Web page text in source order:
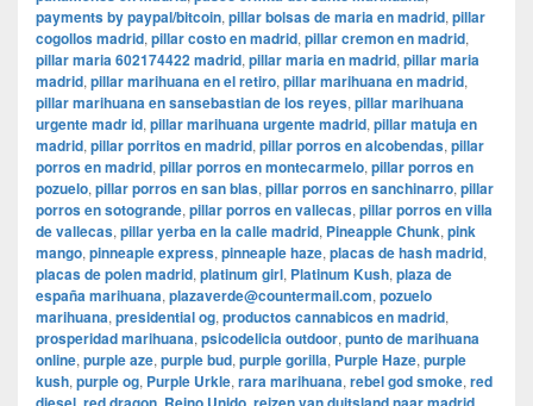
payments by paypal/bitcoin, pillar bolsas de maria en madrid, pillar
cogollos madrid, pillar costo en madrid, pillar cremon en madrid,
pillar maria 602174422 madrid, pillar maria en madrid, pillar maria
madrid, pillar marihuana en el retiro, pillar marihuana en madrid,
pillar marihuana en sansebastian de los reyes, pillar marihuana
urgente madr id, pillar marihuana urgente madrid, pillar matuja en
madrid, pillar porritos en madrid, pillar porros en alcobendas, pillar
porros en madrid, pillar porros en montecarmelo, pillar porros en
pozuelo, pillar porros en san blas, pillar porros en sanchinarro, pillar
porros en sotogrande, pillar porros en vallecas, pillar porros en villa
de vallecas, pillar yerba en la calle madrid, Pineapple Chunk, pink
mango, pinneaple express, pinneaple haze, placas de hash madrid,
placas de polen madrid, platinum girl, Platinum Kush, plaza de
españa marihuana, plazaverde@countermail.com, pozuelo
marihuana, presidential og, productos cannabicos en madrid,
prosperidad marihuana, psicodelicia outdoor, punto de marihuana
online, purple aze, purple bud, purple gorilla, Purple Haze, purple
kush, purple og, Purple Urkle, rara marihuana, rebel god smoke, red